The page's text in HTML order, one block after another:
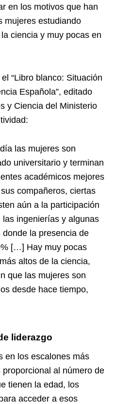
en los motivos que han
mujeres estudiando
ciencia y muy pocas en
“Libro blanco: Situación
Española”, editado
y Ciencia del Ministerio
las mujeres son
universitario y terminan
académicos mejores
compañeros, ciertas
aún a la participación
ingenierías y algunas
la presencia de
[…] Hay muy pocas
altos de la ciencia,
que las mujeres son
desde hace tiempo,
liderazgo
en los escalones más
al número de
tienen la edad, los
acceder a esos